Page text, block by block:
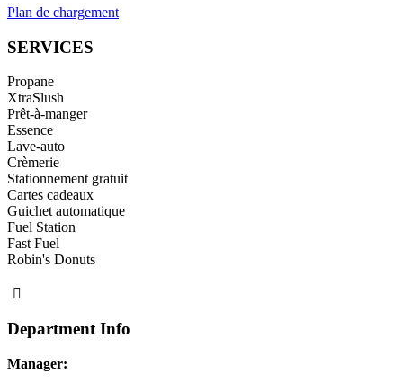
Plan de chargement
SERVICES
Propane
XtraSlush
Prêt-à-manger
Essence
Lave-auto
Crèmerie
Stationnement gratuit
Cartes cadeaux
Guichet automatique
Fuel Station
Fast Fuel
Robin's Donuts
Department Info
Manager: